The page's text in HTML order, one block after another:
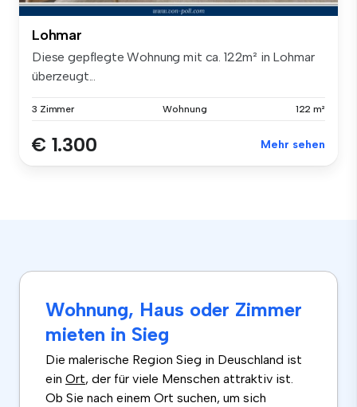
Lohmar
Diese gepflegte Wohnung mit ca. 122m² in Lohmar
überzeugt...
3 Zimmer Wohnung 122 m²
€ 1.300 Mehr sehen
Wohnung, Haus oder Zimmer
mieten in Sieg
Die malerische Region Sieg in Deuschland ist
ein Ort, der für viele Menschen attraktiv ist.
Ob Sie nach einem Ort suchen, um sich